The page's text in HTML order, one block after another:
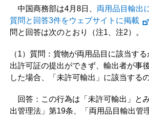
中国商務部は4月8日、 両用品目輸出
質問と回答3件をウェブサイトに掲載
問と回答は次のとおり（注1、注2）。
（1）質問：貨物が両用品目に該当す
出許可証の提出ができず、輸出者が事
した場合、「未許可輸出」に該当するの
回答：この行為は「未許可輸出」と
出管理法」第19条、「両用品目輸出管